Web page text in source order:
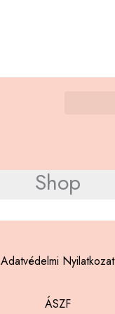
Shop
Adatvédelmi Nyilatkozat
ÁSZF